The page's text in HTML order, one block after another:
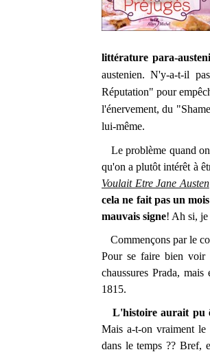
littérature para-
austenien. N'y-a-t-il
Réputation" pour
l'énervement, du
lui-même.
Le problème quand on
qu'on a plutôt intérêt à
Voulait Etre Jane Austen
cela ne fait pas un
mauvais signe! Ah si, je
Commençons par le
Pour se faire bien voir
chaussures Prada,
1815.
L'histoire aurait pu
Mais a-t-on vraiment le
dans le temps ?? Bref,